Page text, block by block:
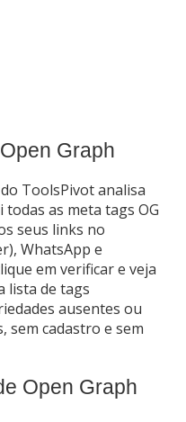
Graph
ToolsPivot analisa
as meta tags OG
seus links no
WhatsApp e
em verificar e veja
lista de tags
ausentes ou
sem cadastro e sem
Open Graph